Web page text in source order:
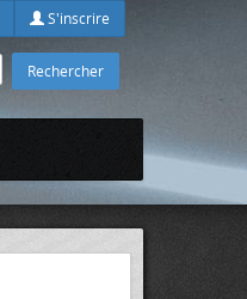
S'inscrire